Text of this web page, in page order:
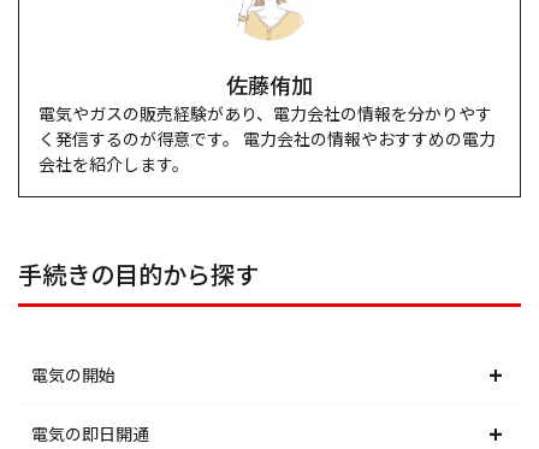
佐藤侑加
電気やガスの販売経験があり、電力会社の情報を分かりやす
く発信するのが得意です。 電力会社の情報やおすすめの電力
会社を紹介します。
手続きの目的から探す
電気の開始
北海道電力エリア
電気の即日開通